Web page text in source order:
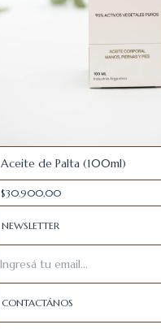
Aceite de Palta (100ml)
$30.900,00
NEWSLETTER
CONTACTÁNOS